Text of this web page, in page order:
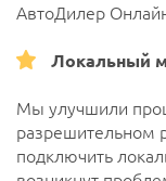
АвтоДилер
Локальный
Мы улучшили
разрешительном
подключить